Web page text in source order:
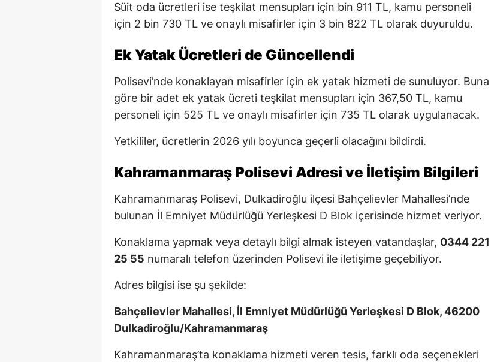
Süit oda ücretleri ise teşkilat mensupları için bin 911 TL, kamu personeli
için 2 bin 730 TL ve onaylı misafirler için 3 bin 822 TL olarak duyuruldu.
Ek Yatak Ücretleri de Güncellendi
Polisevi’nde konaklayan misafirler için ek yatak hizmeti de sunuluyor. Buna
göre bir adet ek yatak ücreti teşkilat mensupları için 367,50 TL, kamu
personeli için 525 TL ve onaylı misafirler için 735 TL olarak uygulanacak.
Yetkililer, ücretlerin 2026 yılı boyunca geçerli olacağını bildirdi.
Kahramanmaraş Polisevi Adresi ve İletişim Bilgileri
Kahramanmaraş Polisevi, Dulkadiroğlu ilçesi Bahçelievler Mahallesi’nde
bulunan İl Emniyet Müdürlüğü Yerleşkesi D Blok içerisinde hizmet veriyor.
Konaklama yapmak veya detaylı bilgi almak isteyen vatandaşlar, 0344 221
25 55 numaralı telefon üzerinden Polisevi ile iletişime geçebiliyor.
Adres bilgisi ise şu şekilde:
Bahçelievler Mahallesi, İl Emniyet Müdürlüğü Yerleşkesi D Blok, 46200
Dulkadiroğlu/Kahramanmaraş
Kahramanmaraş’ta konaklama hizmeti veren tesis, farklı oda seçenekleri